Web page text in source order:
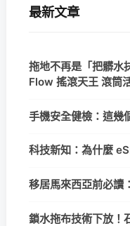
最新文章
拖地不再是「把髒
Flow 搖滾天王 滾筒
手機安全健檢：這幾
科技新知：為什麼
移居馬來西亞前必讀
鎖水拖布技術下放！